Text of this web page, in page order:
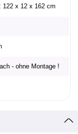
122 x 12 x 162 cm
- ohne Montage !